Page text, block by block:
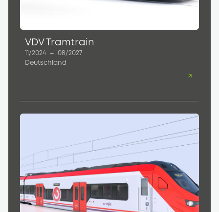
VDV Tramtrain
11/2024 –
08/2027
Deutschland